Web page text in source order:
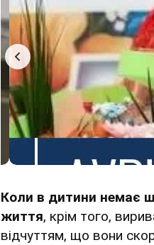
Коли в дитини немає
життя, крім того,
відчуттям, що вони